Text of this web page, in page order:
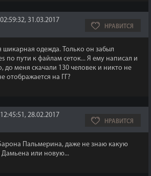
31.03.2017
НРАВИТСЯ
шикарная одежда. Только он забыл
по пути к файлам сеток... Я ему написал и
до меня скачали 130 человек и никто не
отображается на ГГ?
28.02.2017
НРАВИТСЯ
Пальмерина, даже не знаю какую
Дамьена или новую...